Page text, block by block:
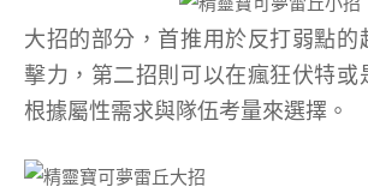
大招的部分，首推用於反打弱點的
擊力，第二招則可以在瘋狂伏特或
根據屬性需求與隊伍考量來選擇。